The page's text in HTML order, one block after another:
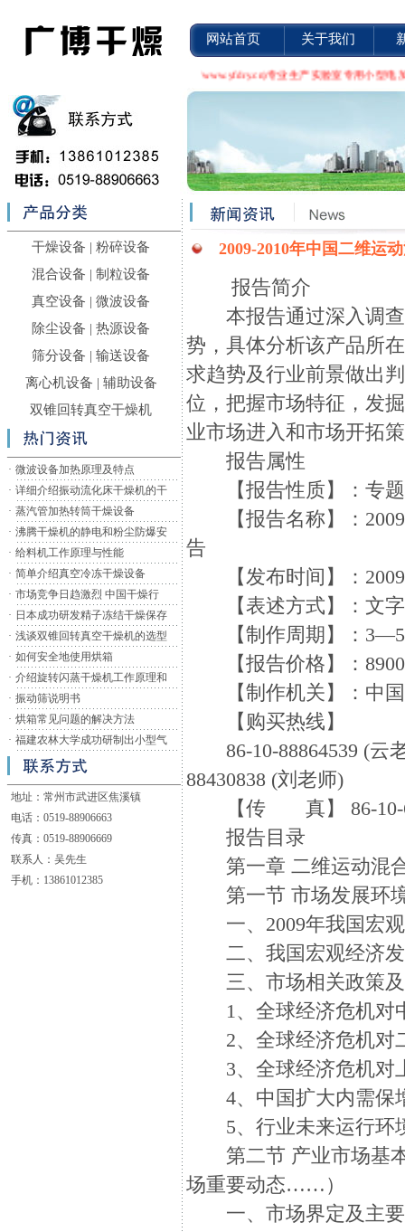
网站首页 关于我们
市广博干燥设备有限公司(http://www.yfdry.cn)专业生产实验室专用小型电加热双
干燥设备 |粉碎设备
混合设备 |制粒设备
真空设备 |微波设备
除尘设备 |热源设备
筛分设备 |输送设备
离心机设备 | 辅助设备
双锥回转真空干燥机
· 微波设备加热原理及特点
· 详细介绍振动流化床干燥机的干
· 蒸汽管加热转筒干燥设备
· 沸腾干燥机的静电和粉尘防爆安
· 给料机工作原理与性能
· 简单介绍真空冷冻干燥设备
· 市场竞争日趋激烈 中国干燥行
· 日本成功研发精子冻结干燥保存
· 浅谈双锥回转真空干燥机的选型
· 如何安全地使用烘箱
· 介绍旋转闪蒸干燥机工作原理和
· 振动筛说明书
· 烘箱常见问题的解决方法
· 福建农林大学成功研制出小型气
地址：常州市武进区焦溪镇
电话：0519-88906663
传真：0519-88906669
联系人：吴先生
手机：13861012385
2009-2010年中国二维运
报告简介
本报告通过深入调查
势，具体分析该产品所
求趋势及行业前景做出
位，把握市场特征，发
业市场进入和市场开拓
报告属性
【报告性质】：专
【报告名称】：
告
【发布时间】：
【表述方式】：文字
【制作周期】：3—5
【报告价格】：8900
【制作机关】：中国
【购买热线】
86-10-88864539 (云
88430838 (刘老师)
【传 真】 86-10-
报告目录
第一章 二维运动混合
第一节 市场发展环
一、2009年我国宏观
二、我国宏观经济发
三、市场相关政策及
1、全球经济危机对
2、全球经济危机对
3、全球经济危机对
4、中国扩大内需保
5、行业未来运行环
第二节 产业市场基本
场重要动态……）
一、市场界定及主